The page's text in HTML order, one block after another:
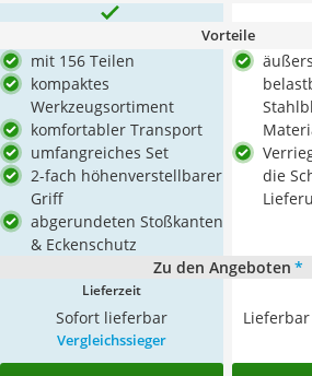
Vorteile
mit 156 Teilen
kompaktes
Werkzeugsortiment
komfortabler Transport
umfangreiches Set
2-fach höhenverstellbarer
Griff
abgerundeten Stoßkanten
& Eckenschutz
die
Zu den Angeboten *
Lieferzeit
Sofort lieferbar
Vergleichssieger